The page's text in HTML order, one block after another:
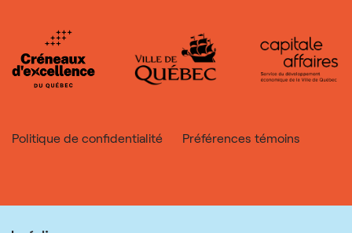
Politique de confidentialité Préférences témoins